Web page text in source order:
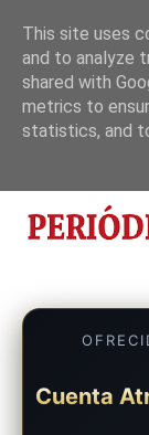
Inicio Nosotros
Cuenta
This site uses
and to analyze
shared with
metrics to
statistics, and